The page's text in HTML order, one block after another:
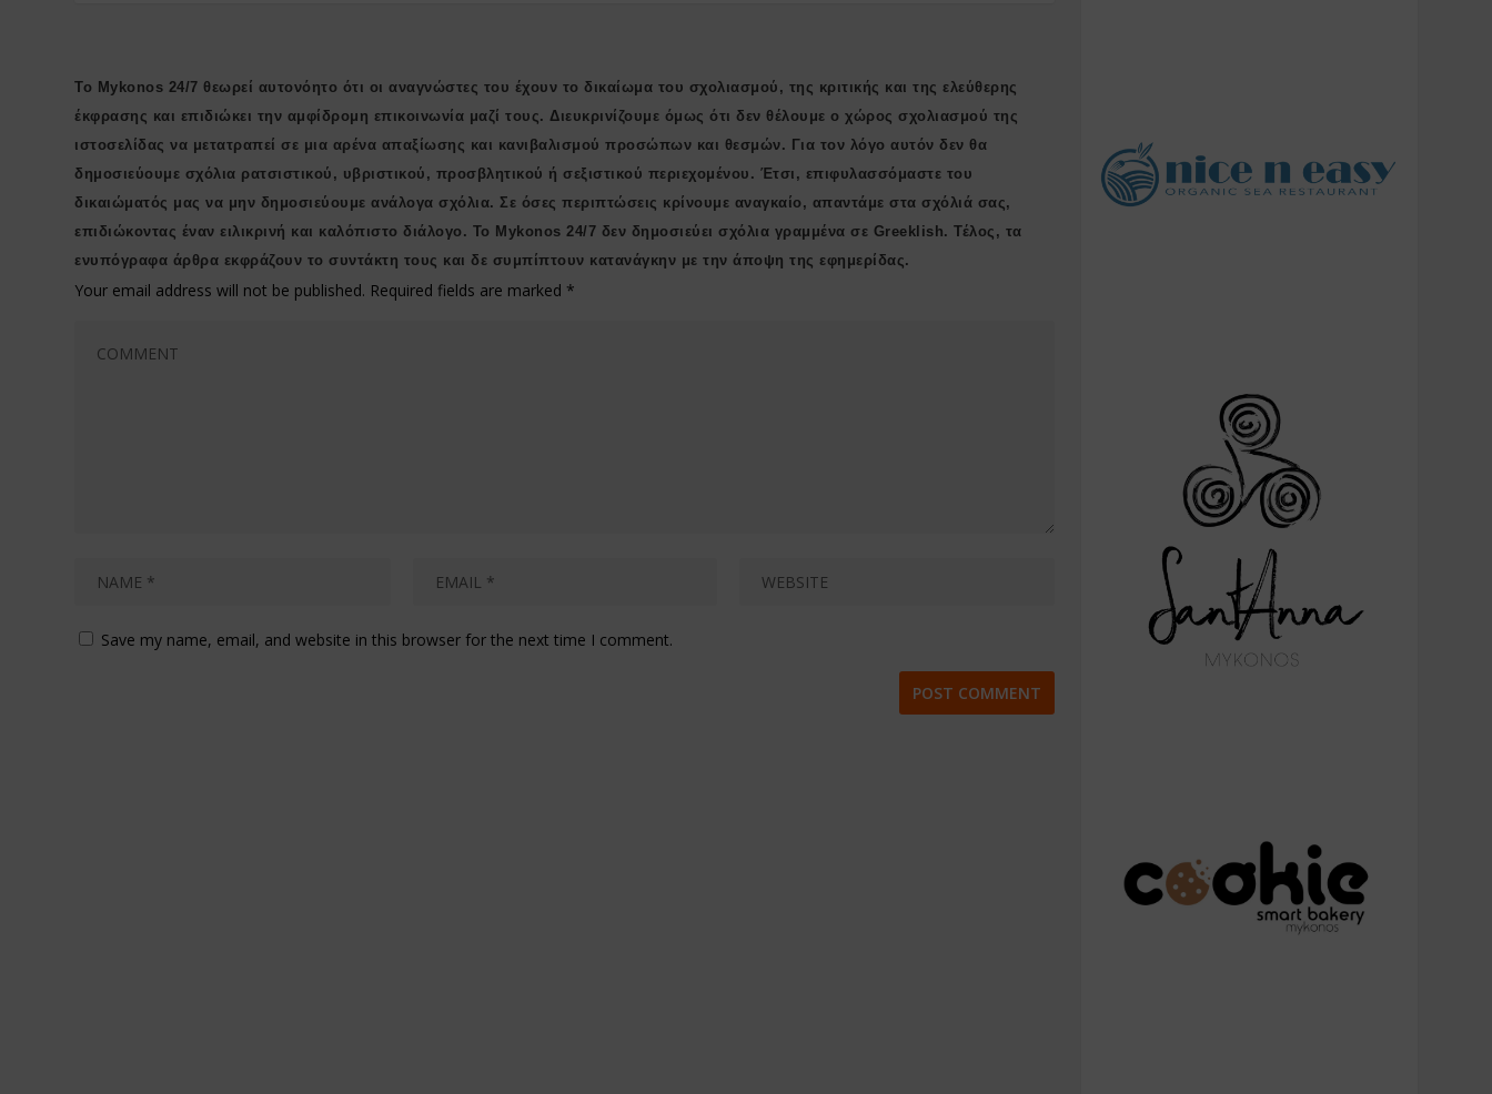
Το Mykonos 24/7 θεωρεί αυτονόητο ότι οι αναγνώστες του έχουν το δικαίωμα του σχολιασμού, της κριτικής και της ελεύθερης
έκφρασης και επιδιώκει την αμφίδρομη επικοινωνία μαζί τους. Διευκρινίζουμε όμως ότι δεν θέλουμε ο χώρος σχολιασμού της
ιστοσελίδας να μετατραπεί σε μια αρένα απαξίωσης και κανιβαλισμού προσώπων και θεσμών. Για τον λόγο αυτόν δεν θα
δημοσιεύουμε σχόλια ρατσιστικού, υβριστικού, προσβλητικού ή σεξιστικού περιεχομένου. Έτσι, επιφυλασσόμαστε του
δικαιώματός μας να μην δημοσιεύουμε ανάλογα σχόλια. Σε όσες περιπτώσεις κρίνουμε αναγκαίο, απαντάμε στα σχόλιά σας,
επιδιώκοντας έναν ειλικρινή και καλόπιστο διάλογο. Το Μykonos 24/7 δεν δημοσιεύει σχόλια γραμμένα σε Greeklish. Τέλος, τα
ενυπόγραφα άρθρα εκφράζουν το συντάκτη τους και δε συμπίπτουν κατανάγκην με την άποψη της εφημερίδας.
Your email address will not be published. Required fields are marked *
Save my name, email, and website in this browser for the next time I comment.